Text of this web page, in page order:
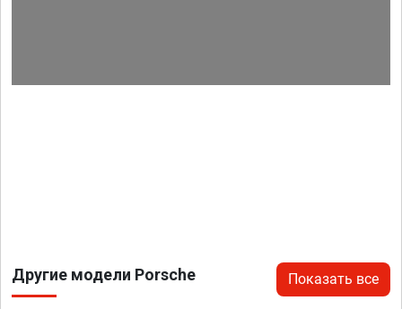
Другие модели Porsche Показать все